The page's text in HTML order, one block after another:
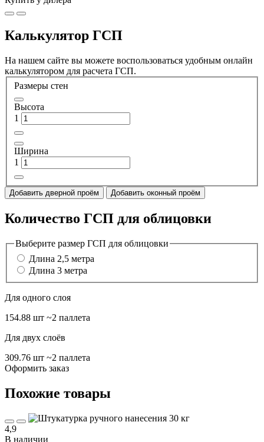
Калькулятор ГСП
На нашем сайте вы можете воспользоваться удобным онлайн
калькулятором для расчета ГСП.
Размеры стен
Высота
1
Ширина
1
Добавить дверной проём Добавить оконный проём
Количество ГСП для облицовки
Выберите размер ГСП для облицовки
Длина 2,5 метра
Длина 3 метра
Для одного слоя
154.88 шт ~2 паллета
Для двух слоёв
309.76 шт ~2 паллета
Оформить заказ
Похожие товары
4,9
В наличии